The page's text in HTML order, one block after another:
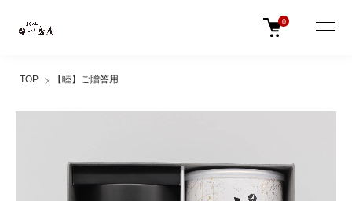
0
TOP 【睦】ご贈答用